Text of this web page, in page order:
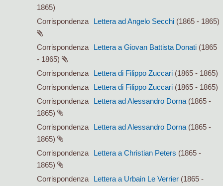
1865)
Corrispondenza
Lettera ad Angelo Secchi (1865 - 1865)
Corrispondenza Lettera a Giovan Battista Donati (1865
- 1865)
Corrispondenza
Lettera di Filippo Zuccari (1865 - 1865)
Corrispondenza
Lettera di Filippo Zuccari (1865 - 1865)
Corrispondenza
Lettera ad Alessandro Dorna (1865 -
1865)
Corrispondenza
Lettera ad Alessandro Dorna (1865 -
1865)
Corrispondenza
Lettera a Christian Peters (1865 -
1865)
Corrispondenza
Lettera a Urbain Le Verrier (1865 -